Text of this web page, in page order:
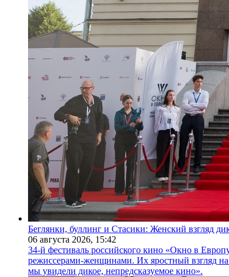
Беглянки, буллинг и Стасики: Женский взгляд
06 августа 2026, 15:42
34-й фестиваль российского кино «Окно в
режиссерами-женщинами. Их яростный взгляд
мы увидели дикое, непредсказуемое кино».